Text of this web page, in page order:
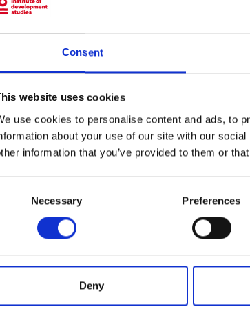
Consent
website uses cookies
use cookies to personalise content and ads, to
about your use of our site with our
information that you’ve provided to them or
Necessary Preferences
Deny
incertitude, vulnérabilité et
recoupé et multiplié les incertitudes existantes